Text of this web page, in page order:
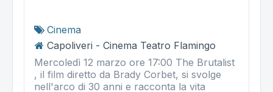
Cinema
Capoliveri - Cinema Teatro Flamingo
Mercoledì 12 marzo ore 17:00 The Brutalist
, il film diretto da Brady Corbet, si svolge
nell'arco di 30 anni e racconta la vita